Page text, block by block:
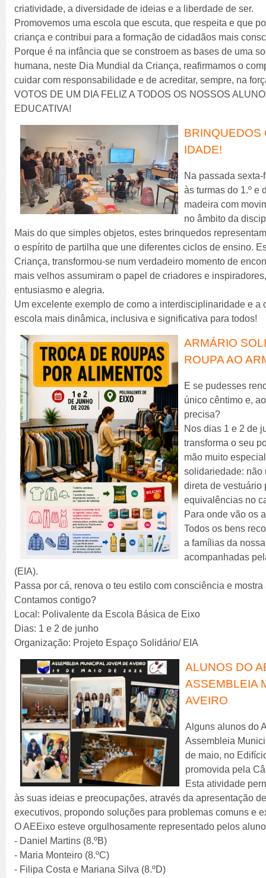
criatividade, a diversidade de ideias e a liberdade de ser.
Promovemos uma escola que escuta, que respeita e que
criança e contribui para a formação de cidadãos mais
Porque é na infância que se constroem as bases de uma
humana, neste Dia Mundial da Criança, reafirmamos o
cuidar com responsabilidade e de acreditar, sempre, na
VOTOS DE UM DIA FELIZ A TODOS OS NOSSOS
EDUCATIVA!
BRINQUEDOS
IDADE!
Na passada
às turmas do 1.º e
madeira com
no âmbito da
Mais do que simples objetos, estes brinquedos
o espírito de partilha que une diferentes ciclos de ensino.
Criança, transformou-se num verdadeiro momento de
mais velhos assumiram o papel de criadores e
entusiasmo e alegria.
Um excelente exemplo de como a interdisciplinaridade e a
escola mais dinâmica, inclusiva e significativa para todos!
ARMÁRIO
ROUPA AO
E se pudesses
único cêntimo e,
precisa?
Nos dias 1 e 2 de
transforma o seu
mão muito
solidariedade: não
direta de vestuário
equivalências no
Para onde vão os
Todos os bens
a famílias da
acompanhadas
(EIA).
Passa por cá, renova o teu estilo com consciência e
Contamos contigo?
Local: Polivalente da Escola Básica de Eixo
Dias: 1 e 2 de junho
Organização: Projeto Espaço Solidário/ EIA
ALUNOS DO
ASSEMBLEIA
AVEIRO
Alguns alunos do
Assembleia
de maio, no
promovida pela
Esta atividade
às suas ideias e preocupações, através da apresentação
executivos, propondo soluções para problemas comuns e
O AEEixo esteve orgulhosamente representado pelos
- Daniel Martins (8.ºB)
- Maria Monteiro (8.ºC)
- Filipa Costa e Mariana Silva (8.ºD)